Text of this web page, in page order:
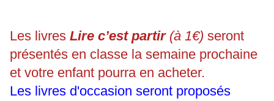
Les livres Lire c’est partir(à 1€) seront
présentés en classe la semaine prochaine
et votre enfant pourra en acheter.
Les livres d'occasion seront proposés